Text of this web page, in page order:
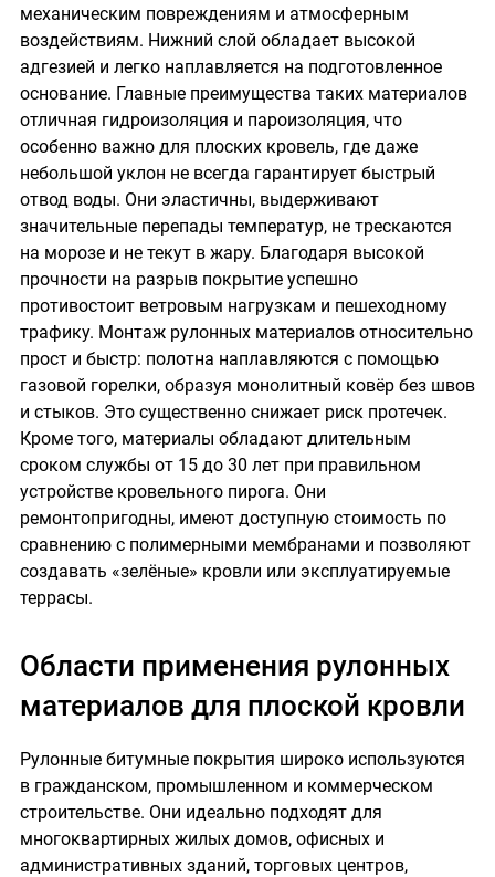
механическим повреждениям и атмосферным
воздействиям. Нижний слой обладает высокой
адгезией и легко наплавляется на подготовленное
основание. Главные преимущества таких материалов
отличная гидроизоляция и пароизоляция, что
особенно важно для плоских кровель, где даже
небольшой уклон не всегда гарантирует быстрый
отвод воды. Они эластичны, выдерживают
значительные перепады температур, не трескаются
на морозе и не текут в жару. Благодаря высокой
прочности на разрыв покрытие успешно
противостоит ветровым нагрузкам и пешеходному
трафику. Монтаж рулонных материалов относительно
прост и быстр: полотна наплавляются с помощью
газовой горелки, образуя монолитный ковёр без швов
и стыков. Это существенно снижает риск протечек.
Кроме того, материалы обладают длительным
сроком службы от 15 до 30 лет при правильном
устройстве кровельного пирога. Они
ремонтопригодны, имеют доступную стоимость по
сравнению с полимерными мембранами и позволяют
создавать «зелёные» кровли или эксплуатируемые
террасы.
Области применения рулонных
материалов для плоской кровли
Рулонные битумные покрытия широко используются
в гражданском, промышленном и коммерческом
строительстве. Они идеально подходят для
многоквартирных жилых домов, офисных и
административных зданий, торговых центров,